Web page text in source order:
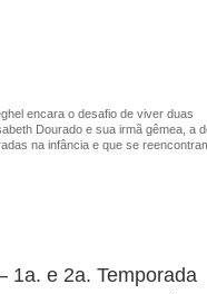
encara o desafio de viver duas
Dourado e sua irmã gêmea, a
na infância e que se
1a. e 2a. Temporada